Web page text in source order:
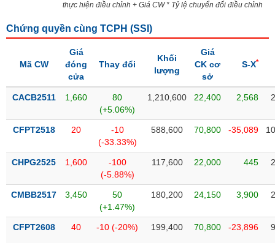
Tâm
thị
thực hiện điều chỉnh + Giá CW * Tỷ lệ chuyển đổi điều chỉnh
Chứng quyền cùng TCPH (SSI )
Mã CW
Giá
đóng
cửa
Thay đổi
Khối
lượng
Giá
CK cơ
sở
S-X*
CACB2511 1,660
80
(+5.06%)
1,210,600 22,400 2,568
CFPT2518 20
-10
(-33.33%)
588,600 70,800 -35,089
CHPG2525 1,600
-100
(-5.88%)
117,600 22,000 445
CMBB2517 3,450
50
(+1.47%)
180,200 24,150 3,900
CFPT2608 40 -10 (-20%) 199,400 70,800 -23,896
DÙNG
THIẾT
YẾU
TIÊU
THIẾT